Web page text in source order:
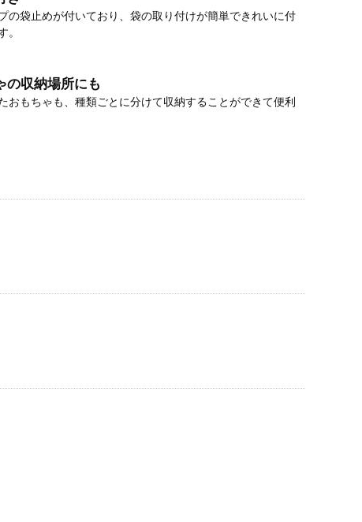
の袋止めが付いており、袋の取り付けが簡単できれいに付
。
の収納場所にも
おもちゃも、種類ごとに分けて収納することができて便利